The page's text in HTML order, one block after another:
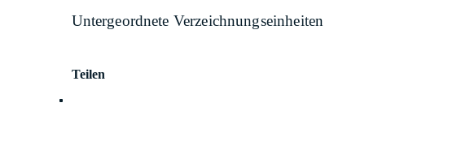
Untergeordnete Verzeichnungseinheiten
Teilen